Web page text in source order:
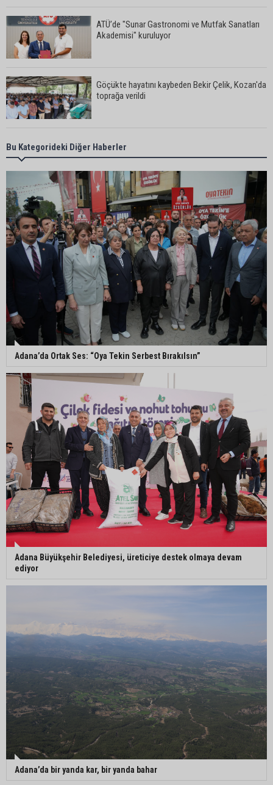
ATÜ’de "Sunar Gastronomi ve Mutfak Sanatları
Akademisi" kuruluyor
Göçükte hayatını kaybeden Bekir Çelik, Kozan'da
toprağa verildi
Kozan’da üreticilere Akdeniz Meyve Sineği
uyarısı
İstanbul Lider Kolejleri Adana Kampüsü’ne yoğun
ilgi: Kontenjanlar dolmak üzere
Göçükte hayatını kaybeden işçinin cenazesi
ailesine teslim edildi
Yumurtalık Belediye Başkanı Erdinç Altıok: “Ben
bir yere gitmiyorum, partimdeyim”
ASKİ’den mikroplastik iddialarına açıklama:
“Tesis kirliliğin kaynağı değil”
Feke’de mahalle çalışmaları sahada
değerlendirildi
Bu Kategorideki Diğer Haberler
Adana’da Ortak Ses: “Oya Tekin Serbest Bırakılsın”
Adana Büyükşehir Belediyesi, üreticiye destek olmaya devam
ediyor
Adana’da bir yanda kar, bir yanda bahar